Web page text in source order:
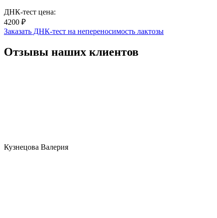
ДНК-тест цена:
4200 ₽
Заказать ДНК-тест на непереносимость лактозы
Отзывы наших клиентов
Кузнецова Валерия